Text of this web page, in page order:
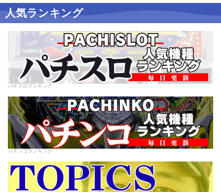
人気ランキング
パチスロランキング
パチンコランキング